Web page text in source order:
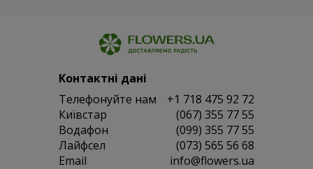
Контактні дані
Телефонуйте нам
+1 718 475 92 72
Київстар
(067) 355 77 55
Водафон
(099) 355 77 55
Лайфсел
(073) 565 56 68
Email
info@flowers.ua